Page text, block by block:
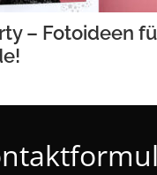
– Fotoideen